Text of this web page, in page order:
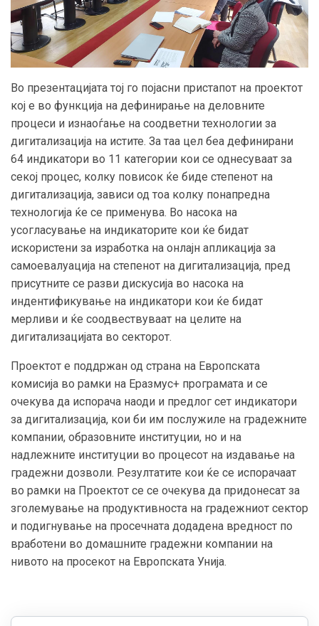
Во презентацијата тој го појасни пристапот на проектот
кој е во функција на дефинирање на деловните
процеси и изнаоѓање на соодветни технологии за
дигитализација на истите. За таа цел беа дефинирани
64 индикатори во 11 категории кои се однесуваат за
секој процес, колку повисок ќе биде степенот на
дигитализација, зависи од тоа колку понапредна
технологија ќе се применува. Во насока на
усогласување на индикаторите кои ќе бидат
искористени за изработка на онлајн апликација за
самоевалуација на степенот на дигитализација, пред
присутните се разви дискусија во насока на
индентификување на индикатори кои ќе бидат
мерливи и ќе соодвествуваат на целите на
дигитализацијата во секторот.
Проектот е поддржан од страна на Европската
комисија во рамки на Еразмус+ програмата и се
очекува да испорача наоди и предлог сет индикатори
за дигитализација, кои би им послужиле на градежните
компании, образовните институции, но и на
надлежните институции во процесот на издавање на
градежни дозволи. Резултатите кои ќе се испорачаат
во рамки на Проектот се се очекува да придонесат за
зголемување на продуктивноста на градежниот сектор
и подигнување на просечната додадена вредност по
вработени во домашните градежни компании на
нивото на просекот на Европската Унија.